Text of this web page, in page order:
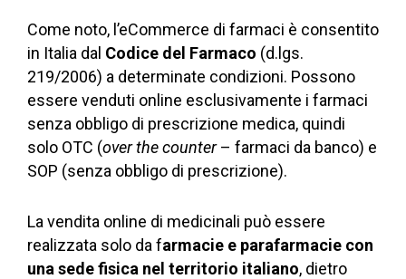
Come noto, l’eCommerce di farmaci è consentito
in Italia dal Codice del Farmaco (d.lgs.
219/2006) a determinate condizioni. Possono
essere venduti online esclusivamente i farmaci
senza obbligo di prescrizione medica, quindi
solo OTC (over the counter– farmaci da banco) e
SOP (senza obbligo di prescrizione).
La vendita online di medicinali può essere
realizzata solo da farmacie e parafarmacie con
una sede fisica nel territorio italiano, dietro